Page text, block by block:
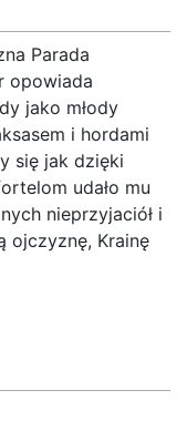
Parada
opowiada
jako młody
i hordami
się jak dzięki
udało mu
nieprzyjaciół i
ojczyznę, Krainę